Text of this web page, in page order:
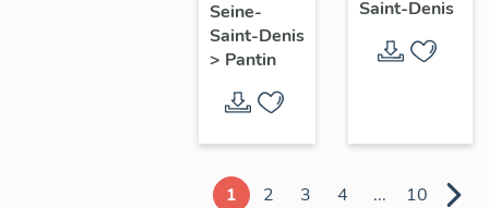
Alice-
Milliat
Seine-
Saint-Denis
> Pantin
Saint-Denis
1 2 3 4 ... 10